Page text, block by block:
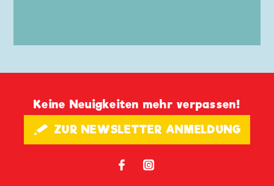
Keine Neuigkeiten mehr verpassen!
🖋 ZUR NEWSLETTER ANMELDUNG
𝖿 📷